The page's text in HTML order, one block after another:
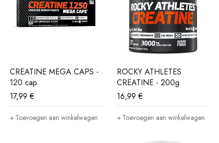
CREATINE MEGA CAPS -
120 cap.
17,99€
Toevoegen aan winkelwagen
ROCKY ATHLETES
CREATINE - 200g
16,99€
Toevoegen aan winkelwagen